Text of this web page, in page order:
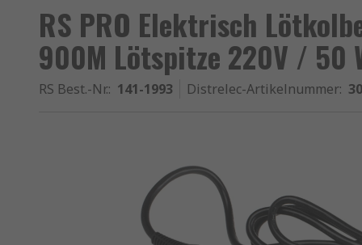
RS PRO Elektrisch
900M Lötspitze 220V / 50
RS Best.-Nr.: 141-1993 Distrelec-Artikelnummer: